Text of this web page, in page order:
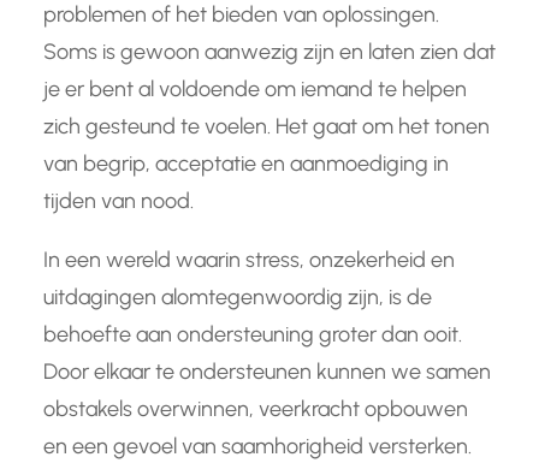
problemen of het bieden van oplossingen.
Soms is gewoon aanwezig zijn en laten zien dat
je er bent al voldoende om iemand te helpen
zich gesteund te voelen. Het gaat om het tonen
van begrip, acceptatie en aanmoediging in
tijden van nood.
In een wereld waarin stress, onzekerheid en
uitdagingen alomtegenwoordig zijn, is de
behoefte aan ondersteuning groter dan ooit.
Door elkaar te ondersteunen kunnen we samen
obstakels overwinnen, veerkracht opbouwen
en een gevoel van saamhorigheid versterken.